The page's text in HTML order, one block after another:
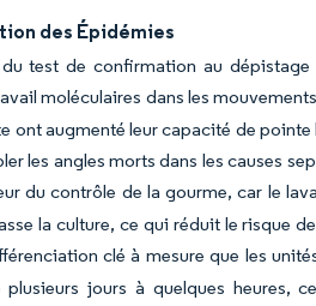
des Épidémies
test de confirmation au
moléculaires dans les
augmenté leur capacité de
les angles morts dans les causes
du contrôle de la gourme, car le
la culture, ce qui réduit le risque
clé à mesure que les
jours à quelques heures,